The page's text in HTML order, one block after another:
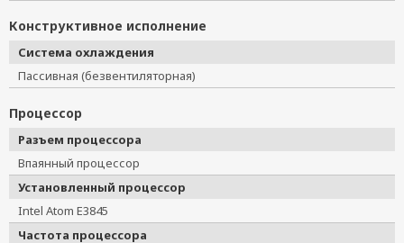
Конструктивное исполнение
Система охлаждения
Пассивная (безвентиляторная)
Процессор
Разъем процессора
Впаянный процессор
Установленный процессор
Intel Atom E3845
Частота процессора